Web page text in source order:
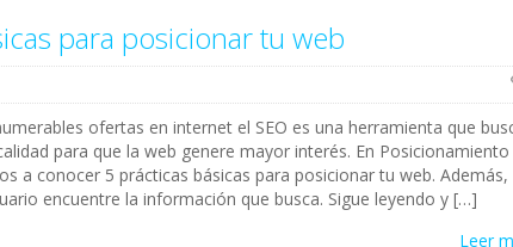
para posicionar tu web
ofertas en internet el SEO es una herramienta que
para que la web genere mayor interés. En Posicionamiento
a conocer 5 prácticas básicas para posicionar tu web. Además,
encuentre la información que busca. Sigue leyendo y […]
Leer